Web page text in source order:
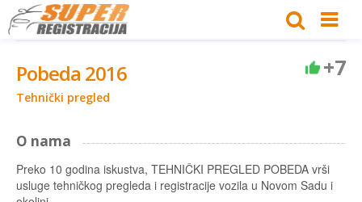
Pobeda 2016
Tehnički pregled
+7
O nama
Preko 10 godina iskustva, TEHNIČKI PREGLED POBEDA vrši
usluge tehničkog pregleda i registracije vozila u Novom Sadu i